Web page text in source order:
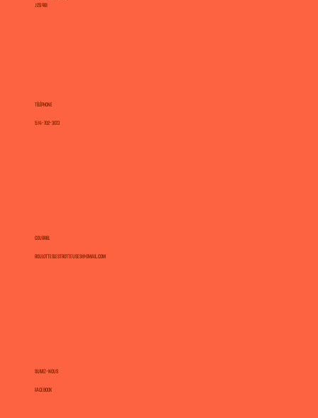
J2S 9B1
TÉLÉPHONE
514-702-3073
COURRIEL
roulotteslestrotteuses@gmail.com
SUIVEZ-NOUS
Facebook